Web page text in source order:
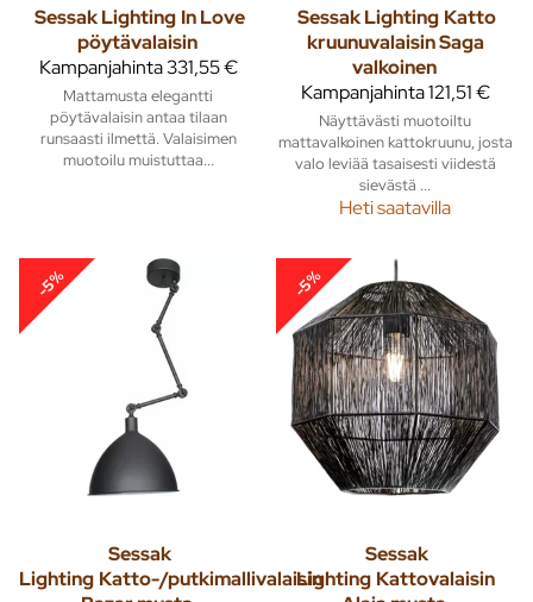
Sessak Lighting In Love
pöytävalaisin
Kampanjahinta331,55 €
Mattamusta elegantti
pöytävalaisin antaa tilaan
runsaasti ilmettä. Valaisimen
muotoilu muistuttaa...
Sessak Lighting Katto
kruunuvalaisin Saga
valkoinen
Kampanjahinta121,51 €
Näyttävästi muotoiltu
mattavalkoinen kattokruunu, josta
valo leviää tasaisesti viidestä
sievästä ...
Heti saatavilla
-5%
Sessak
Lighting Katto-/putkimallivalaisin
-5%
Sessak
Lighting Kattovalaisin